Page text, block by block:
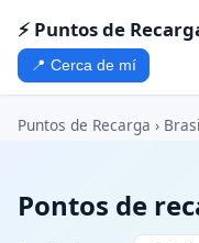
⚡ Puntos de
📍 Cerca de mí
Puntos de Recarga ›
Pontos de